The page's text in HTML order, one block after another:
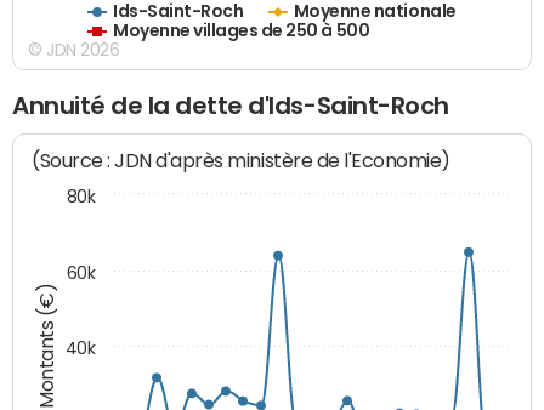
Ids-Saint-Roch
Moyenne nationale
Moyenne villages de 250 à 500
© JDN 2026
Annuité de la dette d'Ids-Saint-Roch
Montants (€)
(Source : JDN d'après ministère de l'Economie)
40k
60k
80k